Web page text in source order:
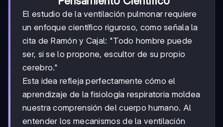
El estudio de la ventilación pulmonar requiere
un enfoque científico riguroso, como señala la
cita de Ramón y Cajal: "Todo hombre puede
ser, si se lo propone, escultor de su propio
cerebro."
Esta idea refleja perfectamente cómo el
aprendizaje de la fisiología respiratoria moldea
nuestra comprensión del cuerpo humano. Al
entender los mecanismos de la ventilación